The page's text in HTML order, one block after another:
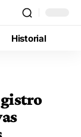
Historial